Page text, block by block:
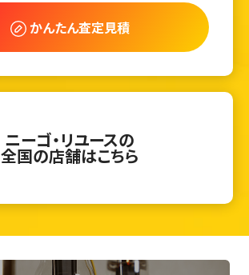
かんたん査定見積
ニーゴ・リユースの
全国の店舗はこちら